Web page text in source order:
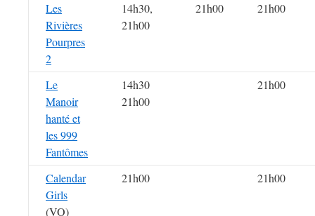
Les
Rivières
Pourpres
2
14h30,
21h00
21h00 21h00
Le
Manoir
hanté et
les 999
Fantômes
14h30
21h00
21h00
Calendar
Girls
(VO)
21h00 21h00